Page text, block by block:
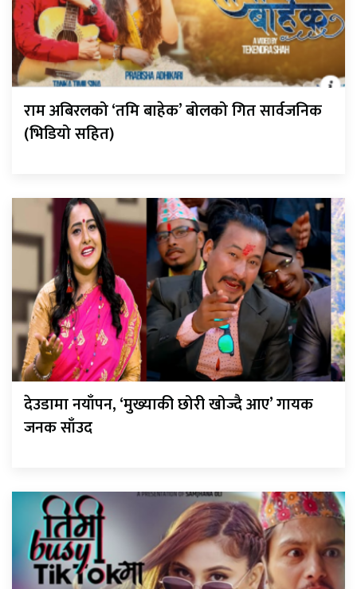
राम अबिरलको ‘तमि बाहेक’ बोलको गित सार्वजनिक
(भिडियो सहित)
देउडामा नयाँपन, ‘मुख्याकी छोरी खोज्दै आए’ गायक
जनक साँउद